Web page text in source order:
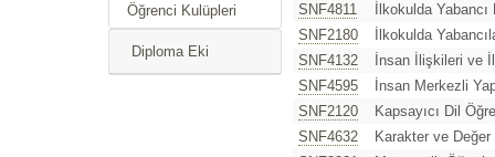
Öğrenci Kulüpleri
Diploma Eki
SNF4811
İlkokulda
SNF2180
İlkokulda
SNF4132
İnsan İlişkileri ve
SNF4595
İnsan Merkezli
SNF2120
Kapsayıcı Dil
SNF4632
Karakter ve